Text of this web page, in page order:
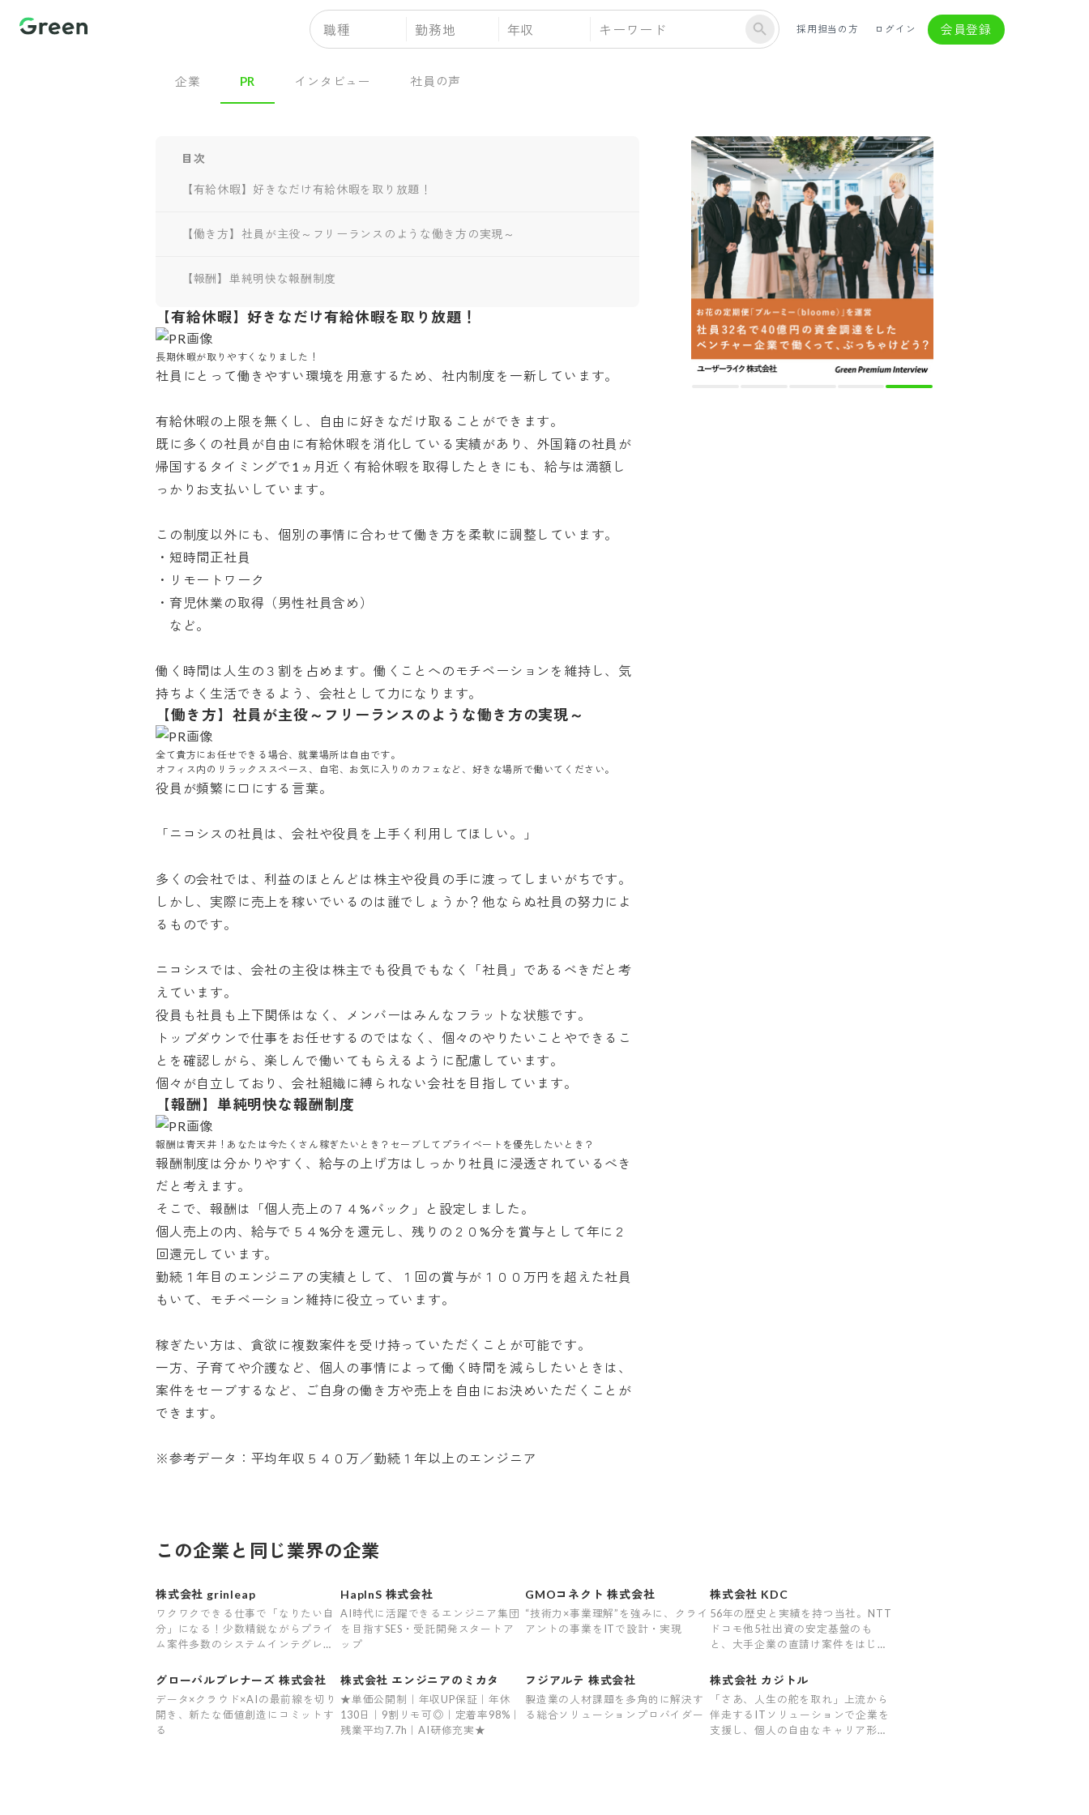
職種 勤務地 年収 採用担当の方 ログイン 会員登録
企業 PR インタビュー 社員の声
目次
【有給休暇】好きなだけ有給休暇を取り放題！
【働き方】社員が主役～フリーランスのような働き方の実現～
【報酬】単純明快な報酬制度
【有給休暇】好きなだけ有給休暇を取り放題！
長期休暇が取りやすくなりました！
社員にとって働きやすい環境を用意するため、社内制度を一新しています。
有給休暇の上限を無くし、自由に好きなだけ取ることができます。
既に多くの社員が自由に有給休暇を消化している実績があり、外国籍の社員が
帰国するタイミングで1ヵ月近く有給休暇を取得したときにも、給与は満額し
っかりお支払いしています。
この制度以外にも、個別の事情に合わせて働き方を柔軟に調整しています。
・短時間正社員
・リモートワーク
・育児休業の取得（男性社員含め）
など。
働く時間は人生の３割を占めます。働くことへのモチベーションを維持し、気
持ちよく生活できるよう、会社として力になります。
【働き方】社員が主役～フリーランスのような働き方の実現～
全て貴方にお任せできる場合、就業場所は自由です。
オフィス内のリラックススペース、自宅、お気に入りのカフェなど、好きな場所で働いてください。
役員が頻繁に口にする言葉。
「ニコシスの社員は、会社や役員を上手く利用してほしい。」
多くの会社では、利益のほとんどは株主や役員の手に渡ってしまいがちです。
しかし、実際に売上を稼いでいるのは誰でしょうか？他ならぬ社員の努力によ
るものです。
ニコシスでは、会社の主役は株主でも役員でもなく「社員」であるべきだと考
えています。
役員も社員も上下関係はなく、メンバーはみんなフラットな状態です。
トップダウンで仕事をお任せするのではなく、個々のやりたいことやできるこ
とを確認しがら、楽しんで働いてもらえるように配慮しています。
個々が自立しており、会社組織に縛られない会社を目指しています。
【報酬】単純明快な報酬制度
報酬は青天井！あなたは今たくさん稼ぎたいとき？セーブしてプライベートを優先したいとき？
報酬制度は分かりやすく、給与の上げ方はしっかり社員に浸透されているべき
だと考えます。
そこで、報酬は「個人売上の７４%バック」と設定しました。
個人売上の内、給与で５４%分を還元し、残りの２０%分を賞与として年に２
回還元しています。
勤続１年目のエンジニアの実績として、１回の賞与が１００万円を超えた社員
もいて、モチベーション維持に役立っています。
稼ぎたい方は、貪欲に複数案件を受け持っていただくことが可能です。
一方、子育てや介護など、個人の事情によって働く時間を減らしたいときは、
案件をセーブするなど、ご自身の働き方や売上を自由にお決めいただくことが
できます。
※参考データ：平均年収５４０万／勤続１年以上のエンジニア
この企業と同じ業界の企業
株式会社 grinleap
ワクワクできる仕事で「なりたい自
分」になる！少数精鋭ながらプライ
ム案件多数のシステムインテグレー
HapInS 株式会社
AI時代に活躍できるエンジニア集団
を目指すSES・受託開発スタートア
ップ
GMOコネクト 株式会社
“技術力×事業理解”を強みに、クライ
アントの事業をITで設計・実現
株式会社 KDC
56年の歴史と実績を持つ当社。NTT
ドコモ他5社出資の安定基盤のも
と、大手企業の直請け案件をはじめ
す。
グローバルプレナーズ 株式会社
データ×クラウド×AIの最前線を切り
開き、新たな価値創造にコミットす
る
株式会社 エンジニアのミカタ
★単価公開制｜年収UP保証｜年休
130日｜9割リモ可◎｜定着率98%｜
残業平均7.7h｜AI研修充実★
フジアルテ 株式会社
製造業の人材課題を多角的に解決す
る総合ソリューションプロバイダー
株式会社 カジトル
「さあ、人生の舵を取れ」上流から
伴走するITソリューションで企業を
支援し、個人の自由なキャリア形成